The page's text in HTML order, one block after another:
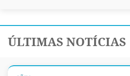
ÚLTIMAS NOTÍCIAS